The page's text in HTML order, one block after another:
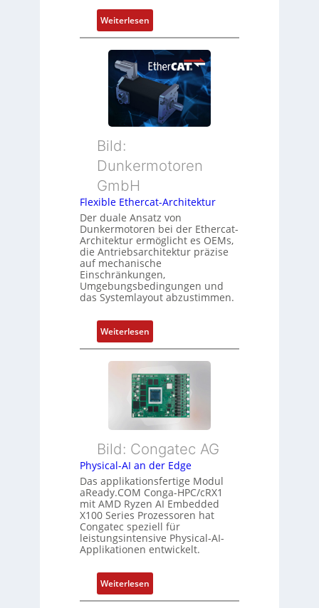
d
Z
u
s
t
a
s
e
w
a
c
h
u
n
g
r
t
P
o
s
i
s
s
u
n
g
u
n
Z
u
s
t
a
n
d
ü
b
e
r
w
a
c
h
u
n
g
Weiterlesen:
N
e
u
e
u
e
t
y
p
s
o
r
g
t
f
ü
r
m
e
h
r
i
s
t
u
n
g
Bild:
Dunkermotoren
GmbH
Flexible Ethercat-Architektur
Der duale Ansatz von
Dunkermotoren bei der Ethercat-
Architektur ermöglicht es OEMs,
die Antriebsarchitektur präzise
auf mechanische
Einschränkungen,
Umgebungsbedingungen und
das Systemlayout abzustimmen.
Weiterlesen:
F
l
e
x
i
b
e
E
t
h
e
r
c
a
t
-
A
Bild: Congatec AG
Physical-AI an der Edge
Das applikationsfertige Modul
aReady.COM Conga-HPC/cRX1
mit AMD Ryzen AI Embedded
X100 Series Prozessoren hat
Congatec speziell für
leistungsintensive Physical-AI-
Applikationen entwickelt.
Weiterlesen:
P